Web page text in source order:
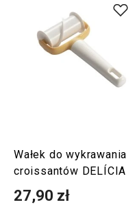
Wałek do wykrawania
croissantów DELÍCIA
27,90 zł